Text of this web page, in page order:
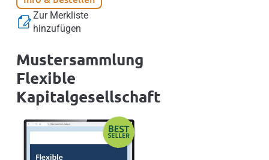
Zur Merkliste
hinzufügen
Mustersammlung
Flexible
Kapitalgesellschaft